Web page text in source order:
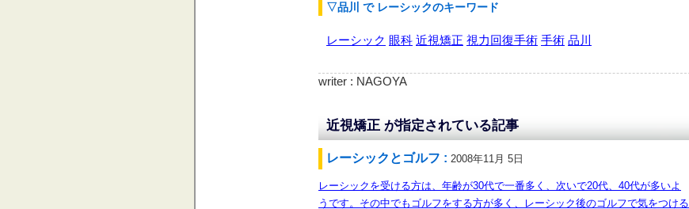
▽品川 で レーシックのキーワード
レーシック 眼科 近視矯正 視力回復手術 手術 品川
writer : NAGOYA
近視矯正 が指定されている記事
レーシックとゴルフ : 2008年11月 5日
レーシックを受ける方は、年齢が30代で一番多く、次いで20代、40代が多いよ
うです。その中でもゴルフをする方が多く、レーシック後のゴルフで気をつける